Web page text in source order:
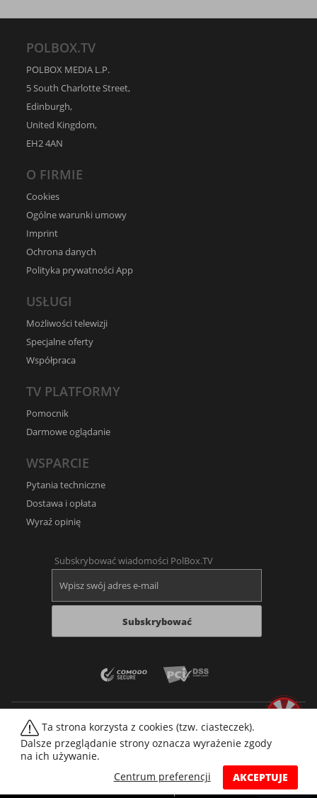
Ta strona korzysta z cookies (tzw. ciasteczek).
Dalsze przeglądanie strony oznacza wyrażenie zgody
na ich używanie.
AKCEPTUJE
Centrum preferencji
POLBOX.TV
POLBOX MEDIA L.P.
5 South Charlotte Street,
Edinburgh,
United Kingdom,
EH2 4AN
O FIRMIE
Cookies
Ogólne warunki umowy
Imprint
Ochrona danych
Polityka prywatności App
USŁUGI
Możliwości telewizji
Specjalne oferty
Współpraca
TV PLATFORMY
Pomocnik
Darmowe oglądanie
WSPARCIE
Pytania techniczne
Dostawa i opłata
Wyraź opinię
Subskrybować wiadomości PolBox.TV
Subskrybować
Web player Forum Mapa strony
Imprint
Wszelkie prawa zastrzeżone